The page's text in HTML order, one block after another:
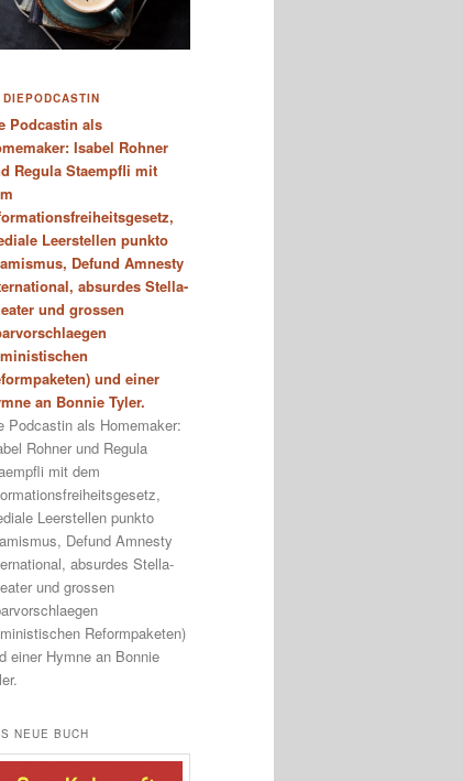
DIEPODCASTIN
Podcastin als
Isabel Rohner
Regula Staempfli mit
Leerstellen punkto
Defund Amnesty
absurdes Stella-
und grossen
und einer
an Bonnie Tyler.
Podcastin als Homemaker:
Rohner und Regula
mit dem
Leerstellen punkto
Defund Amnesty
absurdes Stella-
und grossen
Reformpaketen)
einer Hymne an Bonnie
NEUE BUCH